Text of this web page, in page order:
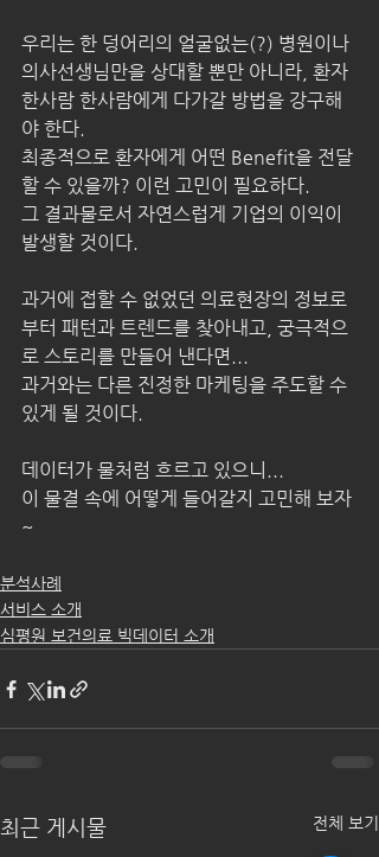
우리는 한 덩어리의 얼굴없는(?) 병원이나
의사선생님만을 상대할 뿐만 아니라, 환자
한사람 한사람에게 다가갈 방법을 강구해
야 한다.
최종적으로 환자에게 어떤 Benefit을 전달
할 수 있을까? 이런 고민이 필요하다.
그 결과물로서 자연스럽게 기업의 이익이
발생할 것이다.
과거에 접할 수 없었던 의료현장의 정보로
부터 패턴과 트렌드를 찾아내고, 궁극적으
로 스토리를 만들어 낸다면...
과거와는 다른 진정한 마케팅을 주도할 수
있게 될 것이다.
데이터가 물처럼 흐르고 있으니...
이 물결 속에 어떻게 들어갈지 고민해 보자
~
분석사례
서비스 소개
심평원 보건의료 빅데이터 소개
최근 게시물 전체 보기